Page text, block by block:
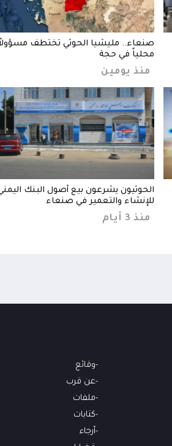
صنعاء.. مليشيا الحوثي تختطف
محلياً في حجة
منذ يومين
الحوثيون يشرعون بيع أصول البنك
للإنشاء والتعمير في صنعاء
منذ 3 أيام
وقائع
عن قرب
ملفات
كتابات
أرجاء